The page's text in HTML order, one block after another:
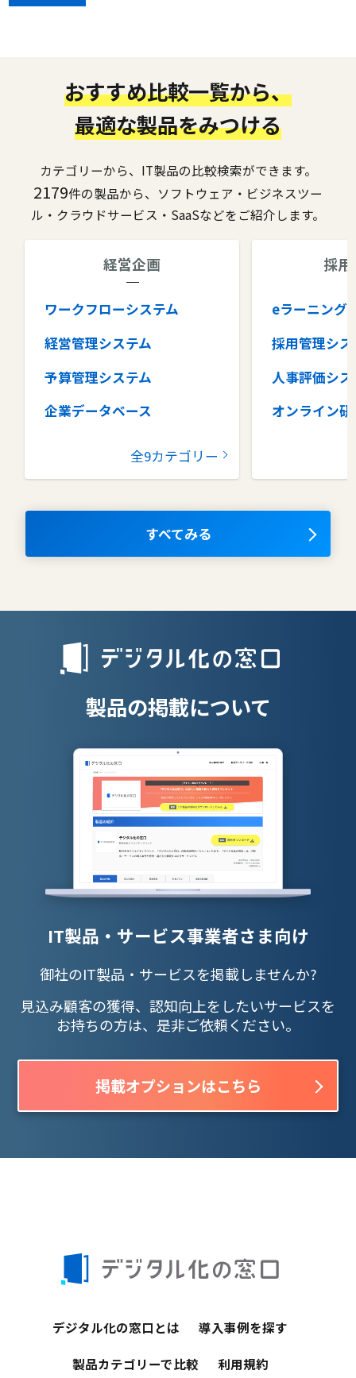
おすすめ比較一覧から、
最適な製品をみつける
カテゴリーから、IT製品の比較検索ができます。
2179件の製品から、ソフトウェア・ビジネスツー
ル・クラウドサービス・SaaSなどをご紹介します。
経営企画
ワークフローシステム
経営管理システム
予算管理システム
企業データベース
グループウェア
コラボレーションツール
ナレッジマネジメントツール
全9カテゴリー
採
eラーニング
採用管理シス
人事評価シ
オンライン研
タレントマ
OKRツール
授業支援シス
すべてみる
製品の掲載について
IT製品・サービス事業者さま向け
御社のIT製品・サービスを掲載しませんか?
見込み顧客の獲得、認知向上をしたいサービスを
お持ちの方は、是非ご依頼ください。
掲載オプションはこちら
デジタル化の窓口とは 導入事例を探す
製品カテゴリーで比較 利用規約